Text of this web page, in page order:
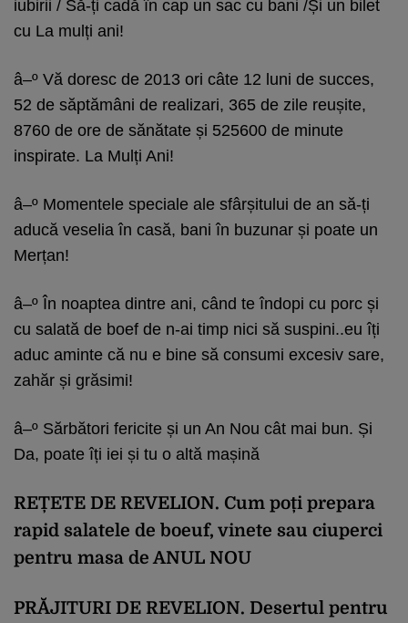
iubirii / Să-ți cadă în cap un sac cu bani /Și un bilet
cu La mulți ani!
â–º Vă doresc de 2013 ori câte 12 luni de succes,
52 de săptămâni de realizari, 365 de zile reușite,
8760 de ore de sănătate și 525600 de minute
inspirate. La Mulți Ani!
â–º Momentele speciale ale sfârșitului de an să-ți
aducă veselia în casă, bani în buzunar și poate un
Merțan!
â–º În noaptea dintre ani, când te îndopi cu porc și
cu salată de boef de n-ai timp nici să suspini..eu îți
aduc aminte că nu e bine să consumi excesiv sare,
zahăr și grăsimi!
â–º Sărbători fericite și un An Nou cât mai bun. Și
Da, poate îți iei și tu o altă mașină
REȚETE DE REVELION. Cum poți prepara
rapid salatele de boeuf, vinete sau ciuperci
pentru masa de ANUL NOU
PRĂJITURI DE REVELION. Desertul pentru